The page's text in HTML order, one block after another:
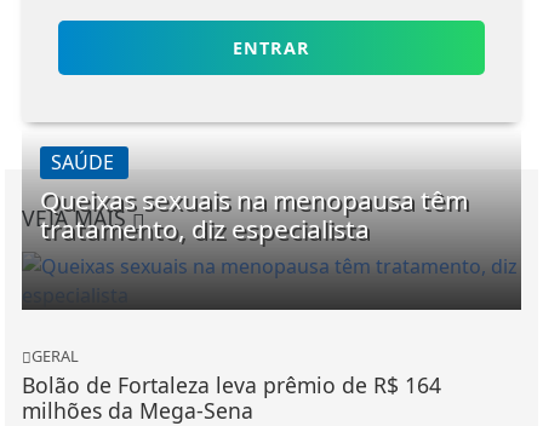
ENTRAR
VEJA MAIS
SAÚDE
Queixas sexuais na menopausa têm
tratamento, diz especialista
GERAL
Bolão de Fortaleza leva prêmio de R$ 164
milhões da Mega-Sena